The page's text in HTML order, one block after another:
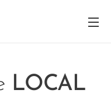
LOCAL